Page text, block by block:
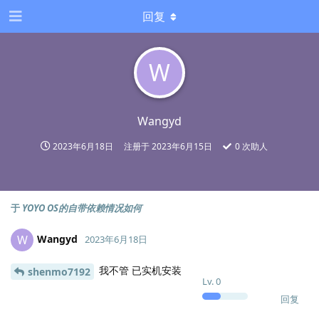
W
Wangyd
2023年6月18日 注册于2023年6月15日 0 次助人
回复
于 YOYO OS的自带依赖情况如何
W Wangyd
Lv.0
2023年6月18日
shenmo7192 我不管 已实机安装
回复